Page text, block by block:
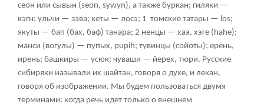
сеон или сывын (seon, sywyn), а также буркан; гиляки —
кэгн; ульчи — зэва; кеты — лосэ; 1 томские татары — los;
якуты — бап (бах, баф) танара; 2 ненцы — хаэ, хэге (hahe);
манси (вогулы) — пупых, pupih; тувинцы (сойоты): ерень,
ирень; башкиры — усюк; чуваши — йерех, тюри. Русские
сибиряки называли их шайтан, говоря о духе, и лекан,
говоря об изображении. Мы будем пользоваться двумя
терминами: когда речь идет только о внешнем